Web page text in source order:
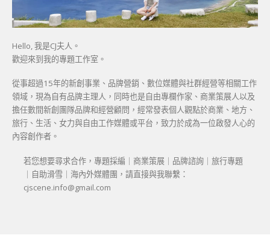
Hello, 我是CJ夫人。
歡迎來到我的專題工作室。
從事超過15年的新創事業、品牌營銷、數位媒體與社群經營等相關工作
領域，現為自有品牌主理人，同時也是自由專欄作家、商業策展人以及
擔任數間新創團隊品牌和經營顧問，經常發表個人觀點於商業、地方、
旅行、生活、女力與自由工作媒體或平台，致力於成為一位啟發人心的
內容創作者。
若您想要尋求合作，專題採編｜商業策展｜品牌諮詢｜旅行專題
｜自助滑雪｜海內外媒體團，請直接與我聯繫：
cjscene.info@gmail.com